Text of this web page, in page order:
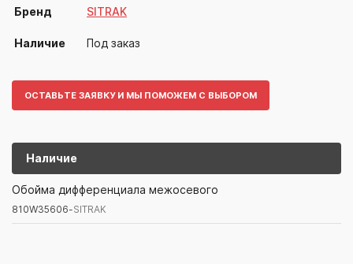
Бренд SITRAK
Наличие Под заказ
ОСТАВЬТЕ ЗАЯВКУ И МЫ ПОМОЖЕМ С ВЫБОРОМ
Наличие
Артикул/БрендНаименование
810W35606-SITRAK
Обойма дифференциала межосевого
810W35606-SITRAK